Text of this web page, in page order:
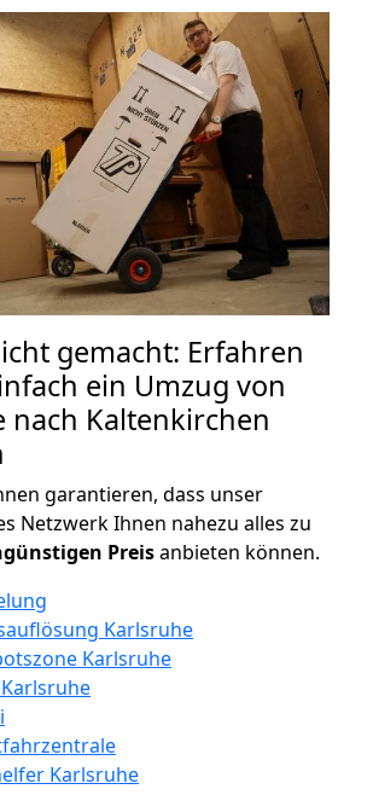
gemacht: Erfahren
ein Umzug von
nach Kaltenkirchen
garantieren, dass unser
Netzwerk Ihnen nahezu alles zu
Preisanbieten können.
Karlsruhe
Karlsruhe
Karlsruhe